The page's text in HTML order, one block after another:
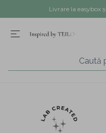
Livrare la easybox